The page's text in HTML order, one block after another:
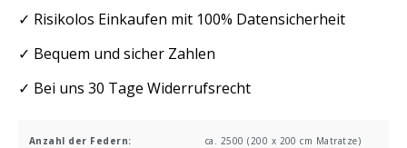
✓ Risikolos Einkaufen mit 100% Datensicherheit
✓ Bequem und sicher Zahlen
✓ Bei uns 30 Tage Widerrufsrecht
Anzahl der Federn: ca. 2500 (200 x 200 cm Matratze)